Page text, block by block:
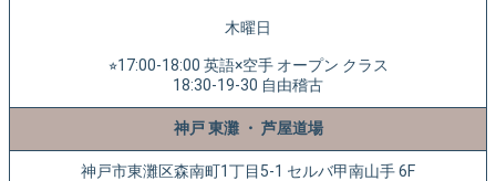
木曜日
⭐︎17:00-18:00 英語×空手 オープン クラス
18:30-19-30 自由稽古
神戸 東灘 ・ 芦屋道場
神戸市東灘区森南町1丁目5-1 セルバ甲南山手 6F